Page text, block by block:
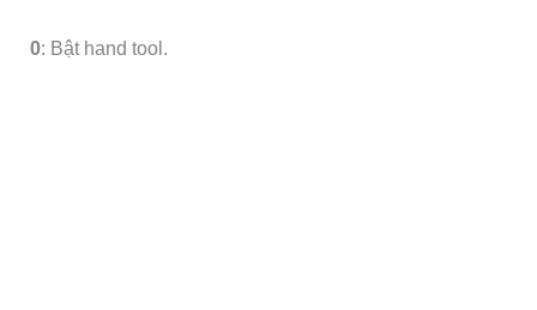
0: Bật hand tool.